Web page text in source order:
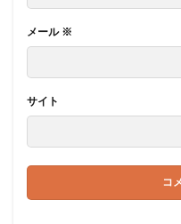
メール ※
サイト